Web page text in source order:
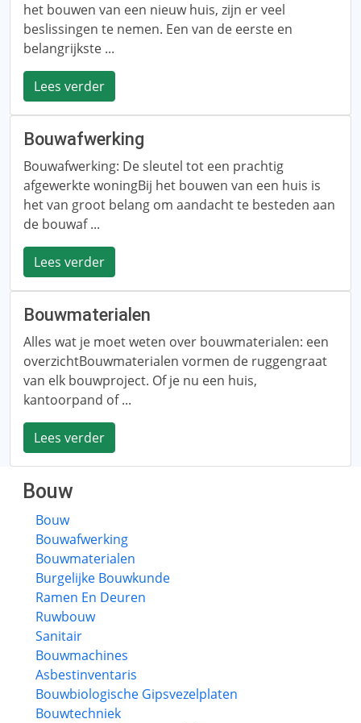
het bouwen van een nieuw huis, zijn er veel
beslissingen te nemen. Een van de eerste en
belangrijkste ...
Lees verder
Bouwafwerking
Bouwafwerking: De sleutel tot een prachtig
afgewerkte woningBij het bouwen van een huis is
het van groot belang om aandacht te besteden aan
de bouwaf ...
Lees verder
Bouwmaterialen
Alles wat je moet weten over bouwmaterialen: een
overzichtBouwmaterialen vormen de ruggengraat
van elk bouwproject. Of je nu een huis,
kantoorpand of ...
Lees verder
Bouw
Bouw
Bouwafwerking
Bouwmaterialen
Burgelijke Bouwkunde
Ramen En Deuren
Ruwbouw
Sanitair
Bouwmachines
Asbestinventaris
Bouwbiologische Gipsvezelplaten
Bouwtechniek